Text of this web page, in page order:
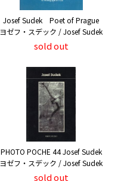
Josef Sudek Poet of Prague
ヨゼフ・スデック / Josef Sudek
sold out
PHOTO POCHE 44 Josef Sudek
ヨゼフ・スデック / Josef Sudek
sold out